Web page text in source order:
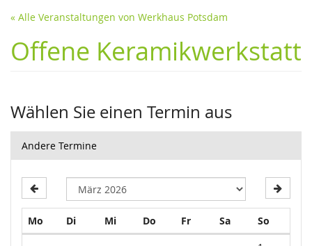
« Alle Veranstaltungen von Werkhaus Potsdam
Offene Keramikwerkstatt
Wählen Sie einen Termin aus
Andere Termine
Mo Montag
DiDienstag
MiMittwoch
Do Donnerstag
FrFreitagSaSamstag
So